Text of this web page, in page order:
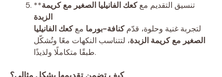
**تنسيق التقديم معكعك الفانيليا الصغير مع كريمة
الزبدة
لتجربة غنية وحلوة، قدّمكنافة-بورما معكعك الفانيليا
الصغير مع كريمة الزبدة، لتتناسب النكهات معًا وتُشكّل
طبقًا متكاملًا ولذيذًا.